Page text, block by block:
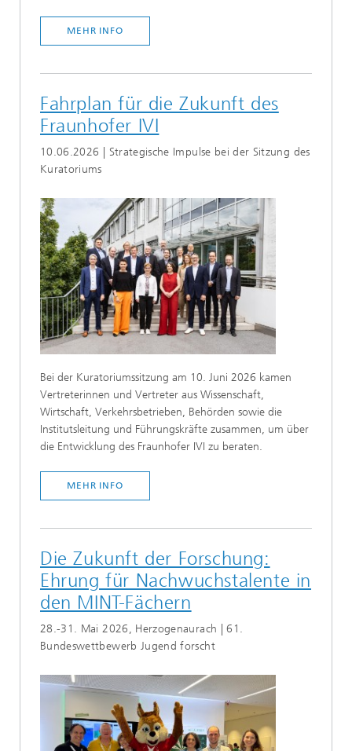
MEHR INFO
Fahrplan für die Zukunft des
Fraunhofer IVI
10.06.2026 | Strategische Impulse bei der Sitzung des
Kuratoriums
Bei der Kuratoriumssitzung am 10. Juni 2026 kamen
Vertreterinnen und Vertreter aus Wissenschaft,
Wirtschaft, Verkehrsbetrieben, Behörden sowie die
Institutsleitung und Führungskräfte zusammen, um über
die Entwicklung des Fraunhofer IVI zu beraten.
MEHR INFO
Die Zukunft der Forschung:
Ehrung für Nachwuchstalente in
den MINT-Fächern
28.-31. Mai 2026, Herzogenaurach | 61.
Bundeswettbewerb Jugend forscht